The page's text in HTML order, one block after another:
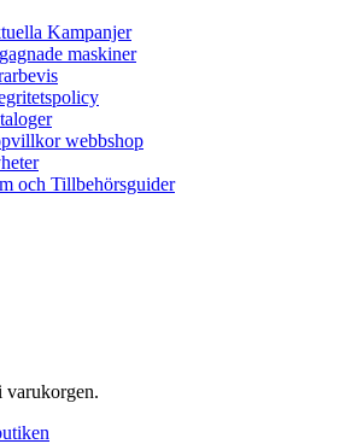
Kampanjer
maskiner
webbshop
och Tillbehörsguider
varukorgen.